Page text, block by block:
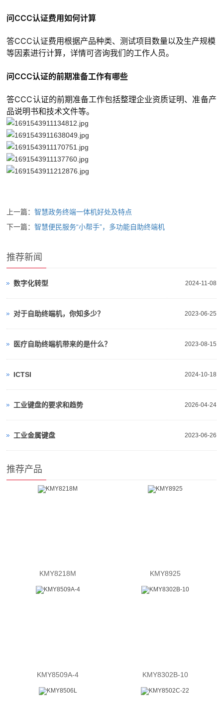
问CCC认证费用如何计算
答CCC认证费用根据产品种类、测试项目数量以及生产规模
等因素进行计算，详情可咨询我们的工作人员。
问CCC认证的前期准备工作有哪些
答CCC认证的前期准备工作包括整理企业资质证明、准备产
品说明书和技术文件等。
上一篇：智慧政务终端一体机好处及特点
下一篇：智慧便民服务“小帮手”，多功能自助终端机
推荐新闻
2024-11-08
数字化转型
2023-06-25
对于自助终端机，你知多少？
2023-08-15
医疗自助终端机带来的是什么？
2024-10-18
ICTSI
2026-04-24
工业键盘的要求和趋势
2023-06-26
工业金属键盘
推荐产品
KMY8218M KMY8925
KMY8509A-4 KMY8302B-10